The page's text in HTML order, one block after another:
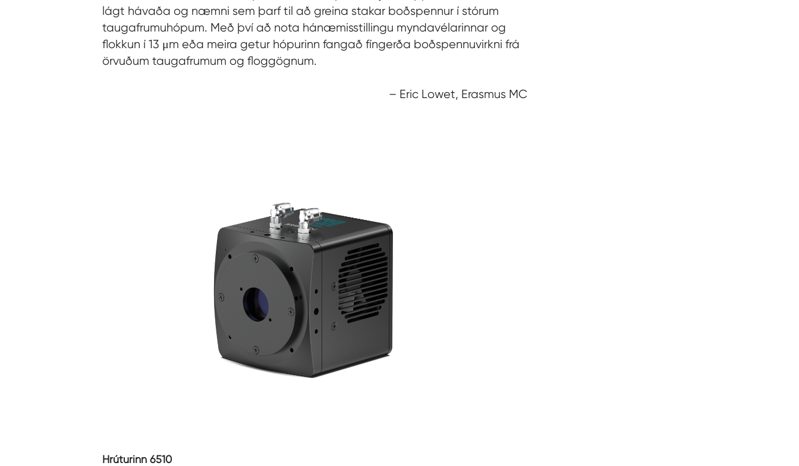
lágt hávaða og næmni sem þarf til að greina stakar boðspennur í stórum
taugafrumuhópum. Með því að nota hánæmisstillingu myndavélarinnar og
flokkun í 13 μm eða meira getur hópurinn fangað fíngerða boðspennuvirkni frá
örvuðum taugafrumum og floggögnum.
– Eric Lowet, Erasmus MC
Hrúturinn 6510